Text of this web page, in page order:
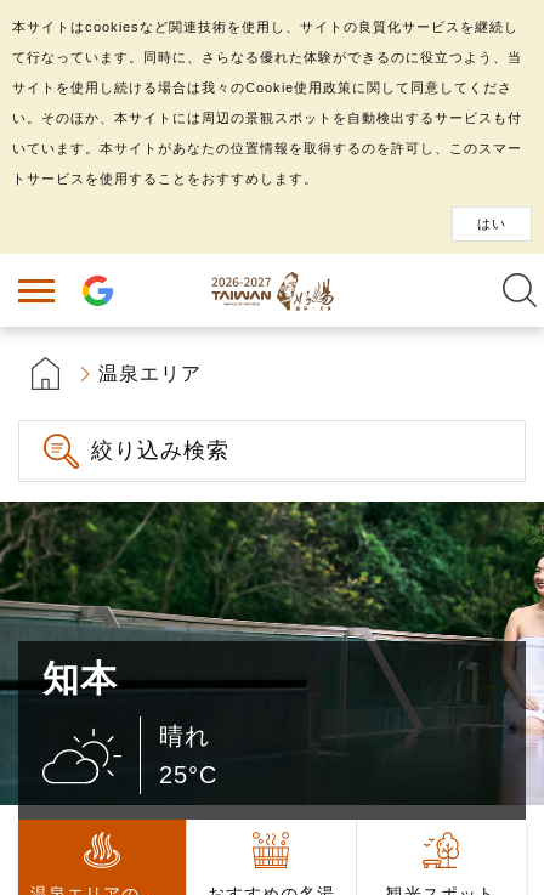
温泉エリア
絞り込み検索
知本
晴れ
25°C
本サイトはcookiesなど関連技術を使用し、サイトの良質化サービスを継続し
て行なっています。同時に、さらなる優れた体験ができるのに役立つよう、当
サイトを使用し続ける場合は我々のCookie使用政策に関して同意してくださ
い。そのほか、本サイトには周辺の景観スポットを自動検出するサービスも付
いています。本サイトがあなたの位置情報を取得するのを許可し、このスマー
トサービスを使用することをおすすめします。
はい